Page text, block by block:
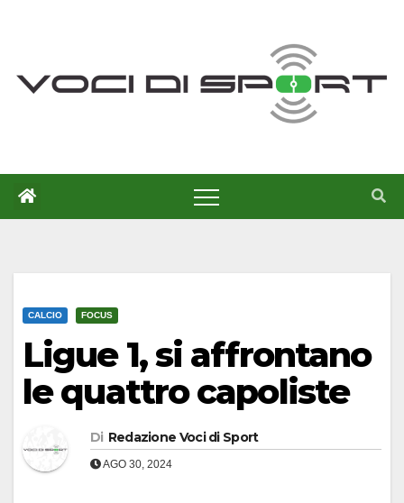
CALCIO FOCUS
Ligue 1, si affrontano
le quattro capoliste
Di Redazione Voci di Sport
AGO 30, 2024